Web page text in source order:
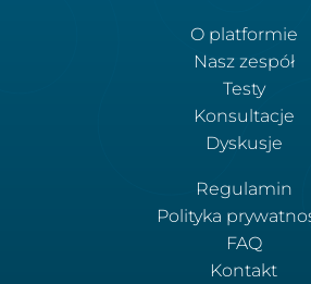
O platformie
Nasz zespół
Testy
Konsultacje
Dyskusje
Regulamin
Polityka
FAQ
Kontakt